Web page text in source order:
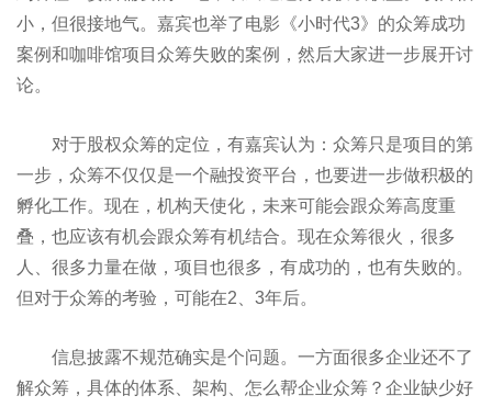
小，但很接地气。嘉宾也举了电影《小时代3》的众筹成功
案例和咖啡馆项目众筹失败的案例，然后大家进一步展开讨
论。
对于股权众筹的定位，有嘉宾认为：众筹只是项目的第
一步，众筹不仅仅是一个融投资平台，也要进一步做积极的
孵化工作。现在，机构天使化，未来可能会跟众筹高度重
叠，也应该有机会跟众筹有机结合。现在众筹很火，很多
人、很多力量在做，项目也很多，有成功的，也有失败的。
但对于众筹的考验，可能在2、3年后。
信息披露不规范确实是个问题。一方面很多企业还不了
解众筹，具体的体系、架构、怎么帮企业众筹？企业缺少好